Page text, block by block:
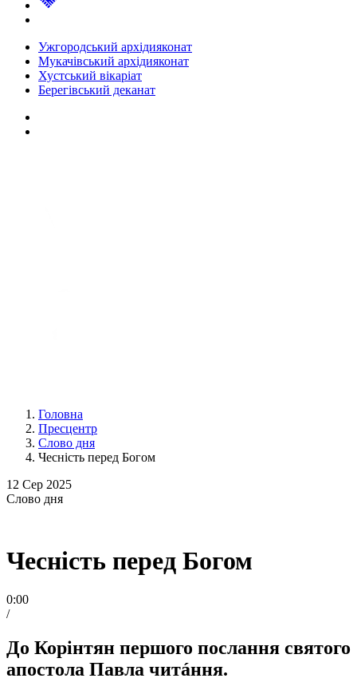
Ужгородський архідияконат
Мукачівський архідияконат
Хустський вікаріат
Берегівський деканат
Головна
Пресцентр
Слово дня
Чесність перед Богом
12 Сер 2025
Слово дня
Чесність перед Богом
0:00
/
До Корінтян першого послання святого
апостола Павла читáння.